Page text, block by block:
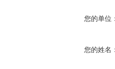
您的单位
您的姓名